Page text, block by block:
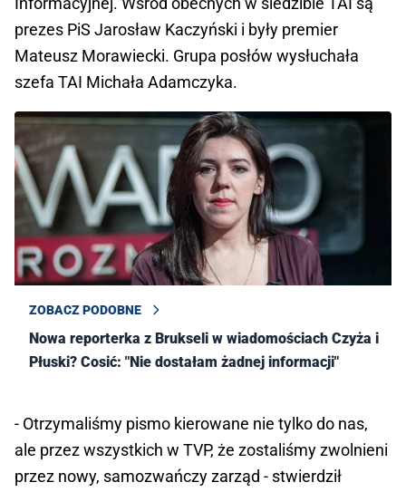
prezes PiS Jarosław Kaczyński i były premier
Mateusz Morawiecki. Grupa posłów wysłuchała
szefa TAI Michała Adamczyka.
ZOBACZ PODOBNE
Nowa reporterka z Brukseli w wiadomościach Czyża i
Płuski? Cosić: "Nie dostałam żadnej informacji"
- Otrzymaliśmy pismo kierowane nie tylko do nas,
ale przez wszystkich w TVP, że zostaliśmy zwolnieni
przez nowy, samozwańczy zarząd - stwierdził